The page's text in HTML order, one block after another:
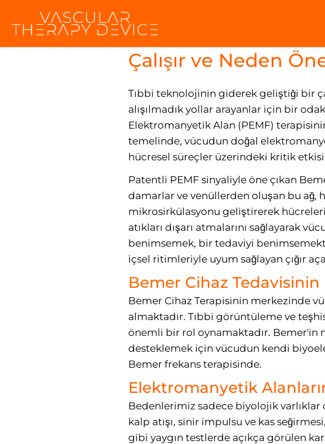
Bemer Cihazı
Çalışır ve Neden
Tıbbi teknolojinin giderek geliştiği bir
alışılmadık yollar arayanlar için bir
Elektromanyetik Alan (PEMF)
temelinde, vücudun doğal
hücresel süreçler üzerindeki kritik etkisi
Patentli PEMF sinyaliyle öne çıkan
damarlar ve venüllerden oluşan bu ağ,
mikrosirkülasyonu geliştirerek
atıkları dışarı atmalarını sağlayarak
benimsemek, bir tedaviyi
içsel ritimleriyle uyum sağlayan çığır
Bemer Cihaz
Bemer Cihaz Terapisinin merkezinde
almaktadır. Tıbbi görüntüleme ve
önemli bir rol oynamaktadır. Bemer'in
desteklemek için vücudun kendi
Bemer frekans terapisinde.
Elektromanyetik
Bedenlerimiz sadece biyolojik
kalp atışı, sinir impulsu ve kas
gibi yaygın testlerde açıkça görülen